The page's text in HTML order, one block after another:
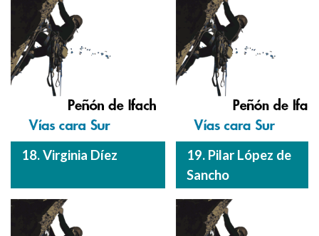
18. Virginia Díez
19. Pilar López de
Sancho